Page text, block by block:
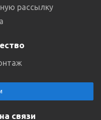
рассылку
связи